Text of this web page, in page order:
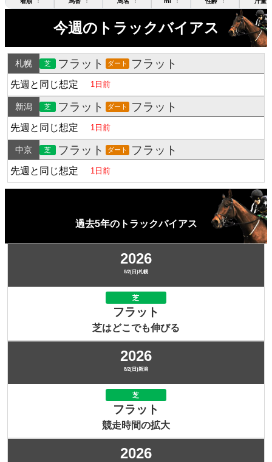
↕ ↕ ↕ ↕ ↕
今週のトラックバイアス
札幌 芝 フラット ダート フラット
先週と同じ想定 1日前
新潟 芝 フラット ダート フラット
先週と同じ想定 1日前
中京 芝 フラット ダート フラット
先週と同じ想定 1日前
過去5年のトラックバイアス
2026
8/2(日)札幌
芝
フラット
芝はどこでも伸びる
2026
8/2(日)新潟
芝
フラット
競走時間の拡大
2026